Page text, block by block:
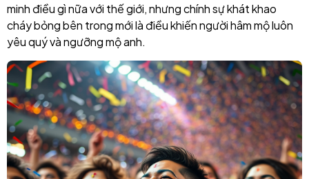
minh điều gì nữa với thế giới, nhưng chính sự khát khao
cháy bỏng bên trong mới là điều khiến người hâm mộ luôn
yêu quý và ngưỡng mộ anh.